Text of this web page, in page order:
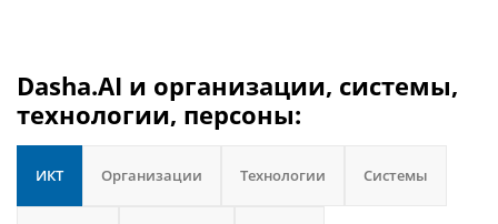
Dasha.AI и организации, системы,
технологии, персоны:
ИКТ Организации Технологии Системы